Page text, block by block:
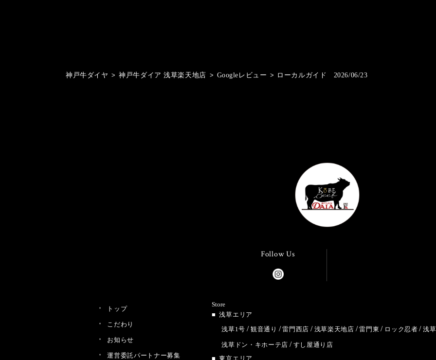
神戸牛ダイヤ > 神戸牛ダイア 浅草楽天地店 > Googleレビュー > ローカルガイド 2026/06/23
Follow Us
トップ
こだわり
お知らせ
運営委託パートナー募集
Store
浅草エリア
浅草1号
観音通り 雷門西店 浅草楽天地店 雷門東 ロック忍者 浅
浅草ドン・キホーテ店
すし屋通り店
東京エリア